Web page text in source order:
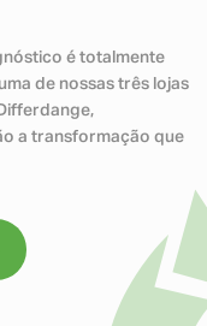
é totalmente
de nossas três lojas
a transformação que